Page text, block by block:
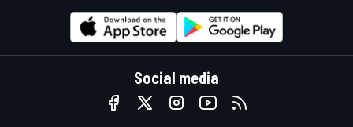
Social media